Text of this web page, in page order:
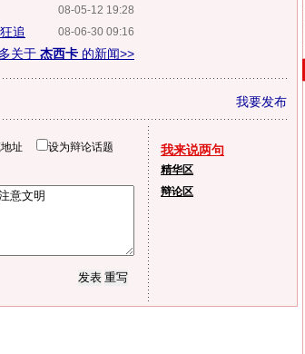
08-05-12 19:28
08-06-30 09:16
追
关于 杰西卡 的新闻>>
我要发布
地址 设为辩论话题 我来说两句
精华区
辩论区